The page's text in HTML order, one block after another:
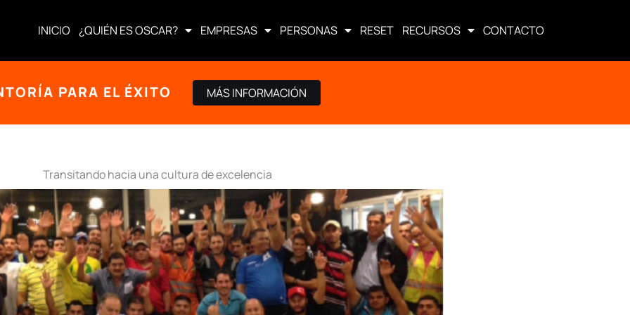
INICIO ¿QUIÉN ES OSCAR? EMPRESAS PERSONAS RESET RECURSOS CONTACTO
PARA EL ÉXITO MÁS INFORMACIÓN
Transitando hacia una cultura de excelencia